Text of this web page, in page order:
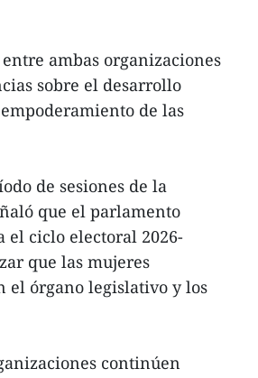
ambas organizaciones
sobre el desarrollo
de las
de sesiones de la
que el parlamento
el ciclo electoral 2026-
que las mujeres
el órgano legislativo y los
continúen